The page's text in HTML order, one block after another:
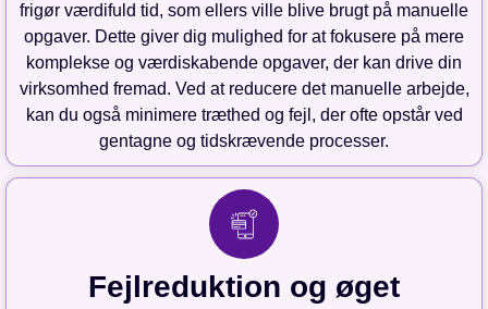
frigør værdifuld tid, som ellers ville blive brugt på manuelle
opgaver. Dette giver dig mulighed for at fokusere på mere
komplekse og værdiskabende opgaver, der kan drive din
virksomhed fremad. Ved at reducere det manuelle arbejde,
kan du også minimere træthed og fejl, der ofte opstår ved
gentagne og tidskrævende processer.
Fejlreduktion og øget